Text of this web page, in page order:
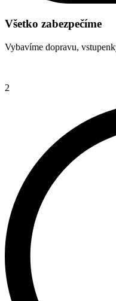
Všetko zabezpečíme
Vybavíme dopravu,
2